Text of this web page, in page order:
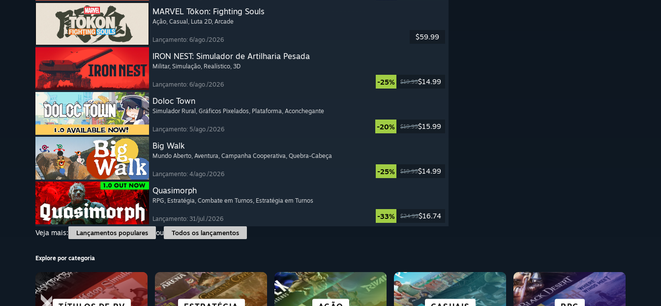
MARVEL Tōkon: Fighting Souls
Ação, Casual , Luta 2D, Arcade
Lançamento: 6/ago./2026 $59.99
IRON NEST: Simulador de Artilharia Pesada
Militar, Simulação, Realístico, 3D
Lançamento: 6/ago./2026 -25% $19.99$14.99
Doloc Town
Simulador Rural , Gráficos Pixelados, Plataforma, Aconchegante
Lançamento: 5/ago./2026 -20% $19.99$15.99
Big Walk
Mundo Aberto, Aventura, Campanha Cooperativa, Quebra-Cabeça
Lançamento: 4/ago./2026 -25% $19.99$14.99
Quasimorph
RPG, Estratégia, Combate em Turnos, Estratégia em Turnos
Lançamento: 31/jul./2026 -33% $24.99$16.74
Veja mais:
Lançamentos populares ou Todos os lançamentos
Explore por categoria
GRATUITOS PARA
CIDADES E FICÇÃO CIENTÍFICA